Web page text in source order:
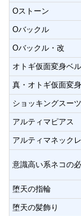
Oストーン
Oバックル
Oバックル・改
オトギ仮面変身ベ
真・オトギ仮面変
ショッキングスーツ
アルティマピアス
アルティマネック
意識高い系ネコの
堕天の指輪
堕天の髪飾り